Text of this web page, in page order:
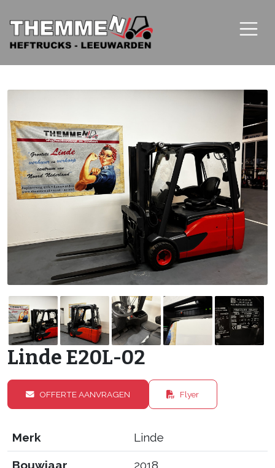
Linde E20L-02
OFFERTE AANVRAGEN Flyer
Merk Linde
Bouwjaar 2018